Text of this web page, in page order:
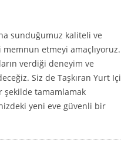
sunduğumuz kaliteli ve
etmeyi amaçlıyoruz.
verdiği deneyim ve
Siz de Taşkıran Yurt Içi
şekilde tamamlamak
yeni eve güvenli bir